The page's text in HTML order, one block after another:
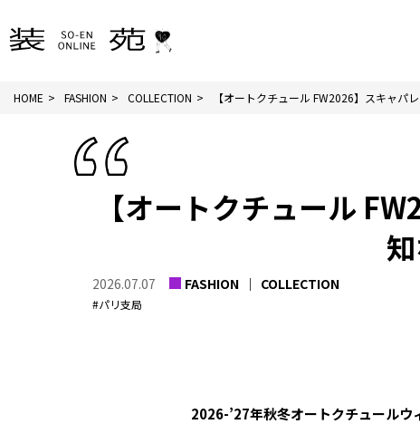
HOME FASHION COLLECTION 【オートクチュール FW2026】スキャパ
【オートクチュール
2026.07.07 FASHION COLLECTION
#パリ支局
2026-’27年秋冬オートクチュール